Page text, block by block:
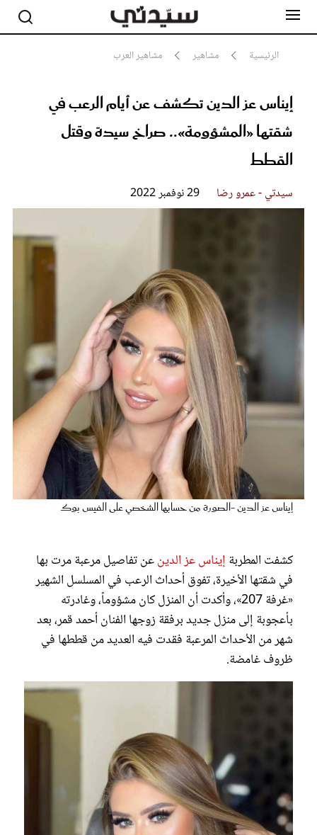
الرئيسية مشاهير مشاهير العرب
إيناس عز الدين تكشف عن أيام الرعب في
شقتها «المشؤومة».. صراخ سيدة وقتل
القطط
سيدتي - عمرو رضا 29 نوفمبر 2022
إيناس عز الدين -الصورة من حسابها الشخصي على الفيس بوك
كشفت المطربة إيناس عز الدينعن تفاصيل مرعبة مرت بها
في شقتها الأخيرة، تفوق أحداث الرعب في المسلسل الشهير
«غرفة 207»، وأكدت أن المنزل كان مشؤوماً، وغادرته
بأعجوبة إلى منزل جديد برفقة زوجها الفنان أحمد قمر، بعد
شهر من الأحداث المرعبة فقدت فيه العديد من قططها في
ظروف غامضة.
مشاهير
أناقة
جمال
سيدتي وطفلك
بلس+
عروس سيدتي
غلاف رفمي